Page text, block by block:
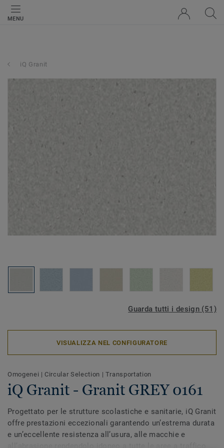
MENU
iQ Granit
Guarda tutti i design (51)
VISUALIZZA NEL CONFIGURATORE
Omogenei | Circular Selection | Transportation
iQ Granit - Granit GREY 0161
Progettato per le strutture scolastiche e sanitarie, iQ Granit
offre prestazioni eccezionali garantendo un’estrema durata
e un’eccellente resistenza all’usura, alle macchie e